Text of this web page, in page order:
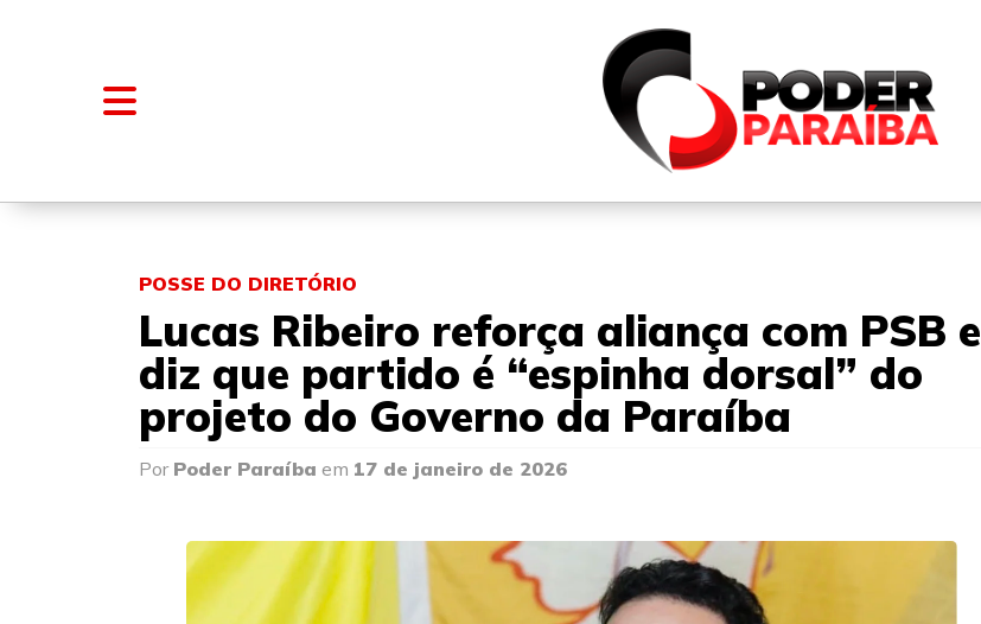
FALE CONOSCO
POSSE DO DIRETÓRIO
Lucas Ribeiro reforça aliança com PSB e
diz que partido é “espinha dorsal” do
projeto do Governo da Paraíba
Por Poder Paraíba em 17 de janeiro de 2026